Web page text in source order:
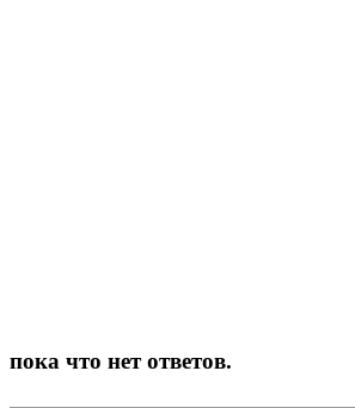
пока что нет ответов.